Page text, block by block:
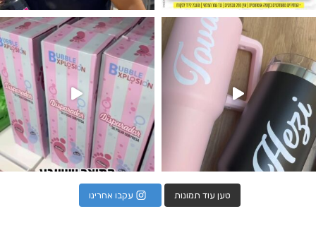
מטף לגילוי מין העובר חזר למלא
טען עוד תמונות עקבו אחרינו